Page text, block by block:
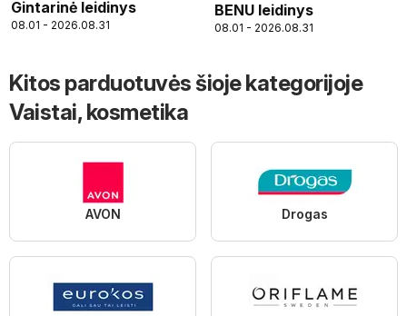
Gintarinė leidinys
08.01 - 2026.08.31
BENU leidinys
08.01 - 2026.08.31
Kitos parduotuvės šioje kategorijoje
Vaistai, kosmetika
AVON Drogas